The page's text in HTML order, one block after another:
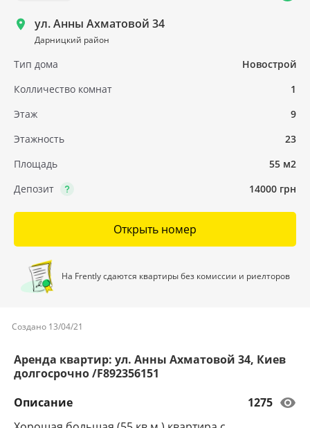
ул. Анны Ахматовой 34
Дарницкий район
Тип дома
Новострой
Колличество комнат
1
Этаж
9
Этажность
23
Площадь
55 м2
Депозит
14000 грн
Открыть номер
На Frently сдаются квартиры без комиссии и риелторов
Создано 13/04/21
Аренда квартир: ул. Анны Ахматовой 34, Киев
долгосрочно /F892356151
Описание
1275